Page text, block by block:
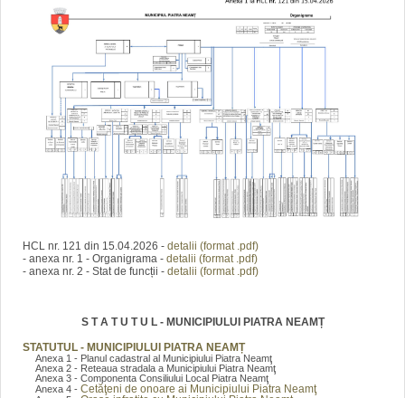
HCL nr. 121 din 15.04.2026 - detalii (format .pdf)
- anexa nr. 1 - Organigrama - detalii (format .pdf)
- anexa nr. 2 - Stat de funcții - detalii (format .pdf)
S T A T U T U L - MUNICIPIULUI PIATRA NEAMȚ
STATUTUL - MUNICIPIULUI PIATRA NEAMȚ
Anexa 1 - Planul cadastral al Municipiului Piatra Neamţ
Anexa 2 - Reteaua stradala a Municipiului Piatra Neamţ
Anexa 3 - Componenta Consiliului Local Piatra Neamţ
Anexa 4 - Cetăţeni de onoare ai Municipiului Piatra Neamţ